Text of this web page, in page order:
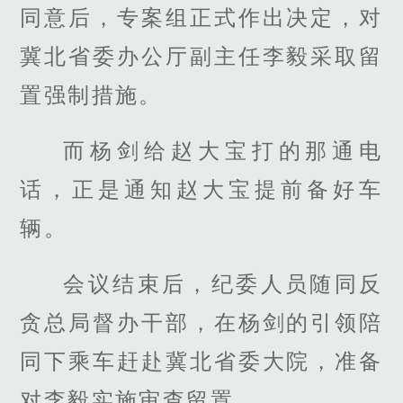
同意后，专案组正式作出决定，对
冀北省委办公厅副主任李毅采取留
置强制措施。
而杨剑给赵大宝打的那通电
话，正是通知赵大宝提前备好车
辆。
会议结束后，纪委人员随同反
贪总局督办干部，在杨剑的引领陪
同下乘车赶赴冀北省委大院，准备